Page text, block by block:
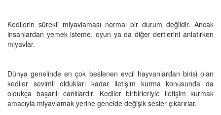
Kedilerin sürekli miyavlaması normal bir durum değildir. Ancak
insanlardan yemek isteme, oyun ya da diğer dertlerini anlatırken
miyavlar.
Dünya genelinde en çok beslenen evcil hayvanlardan birisi olan
kediler sevimli oldukları kadar iletişim kurma konusunda da
oldukça başarılı canlılardır. Kediler birbirleriyle iletişim kurmak
amacıyla miyavlamak yerine genelde değişik sesler çıkarırlar.